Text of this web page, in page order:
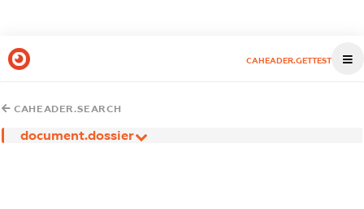
CAHEADER.GETTEST
CAHEADER.SEARCH
document.dossier